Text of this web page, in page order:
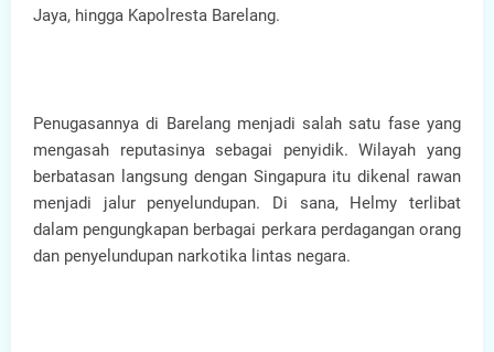
Jaya, hingga Kapolresta Barelang.
Penugasannya di Barelang menjadi salah satu fase yang
mengasah reputasinya sebagai penyidik. Wilayah yang
berbatasan langsung dengan Singapura itu dikenal rawan
menjadi jalur penyelundupan. Di sana, Helmy terlibat
dalam pengungkapan berbagai perkara perdagangan orang
dan penyelundupan narkotika lintas negara.